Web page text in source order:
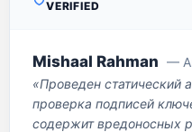
VERIFIED
Mishaal Rahman —
«Проведен статический
проверка подписей
содержит вредоносных